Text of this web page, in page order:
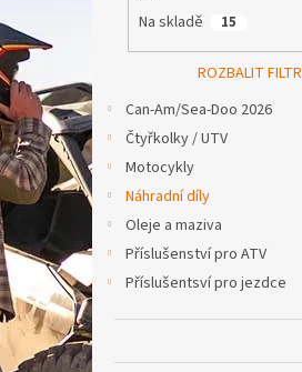
Na skladě 15
ROZBALIT FILTR
Can-Am/Sea-Doo 2026
Čtyřkolky / UTV
Motocykly
Náhradní díly
Oleje a maziva
Příslušenství pro ATV
Příslušentsví pro jezdce